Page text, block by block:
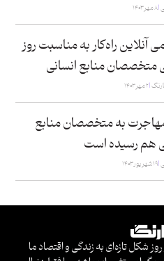
۸ مهر ۱۴۰۳
آنلاین راه‌کار به مناسبت روز
متخصصان منابع انسانی
۲ مهر ۱۴۰۳
به متخصصان منابع
هم رسیده است
۱۹ شهریور ۱۴۰۳
شکل تازه‌ای به زندگی و اقتصاد ما